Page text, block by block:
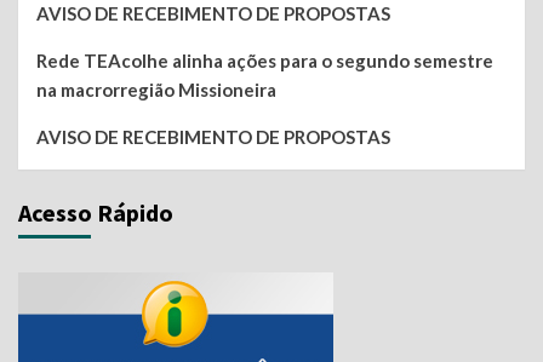
AVISO DE RECEBIMENTO DE PROPOSTAS
Rede TEAcolhe alinha ações para o segundo semestre
na macrorregião Missioneira
AVISO DE RECEBIMENTO DE PROPOSTAS
Acesso Rápido